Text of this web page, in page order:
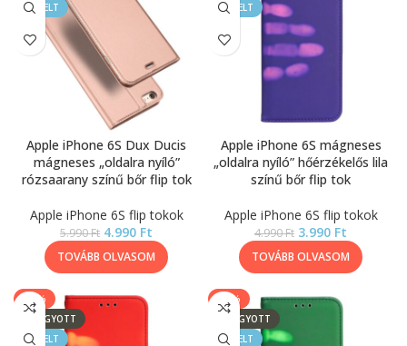
KIEMELT
Apple iPhone 6S Dux Ducis
mágneses „oldalra nyíló”
rózsaarany színű bőr flip tok
Apple iPhone 6S flip tokok
5.990Ft 4.990 Ft
TOVÁBB OLVASOM
KIEMELT
Apple iPhone 6S mágneses
„oldalra nyíló” hőérzékelős lila
színű bőr flip tok
Apple iPhone 6S flip tokok
4.990Ft 3.990 Ft
TOVÁBB OLVASOM
-20%
ELFOGYOTT
KIEMELT
-20%
ELFOGYOTT
KIEMELT